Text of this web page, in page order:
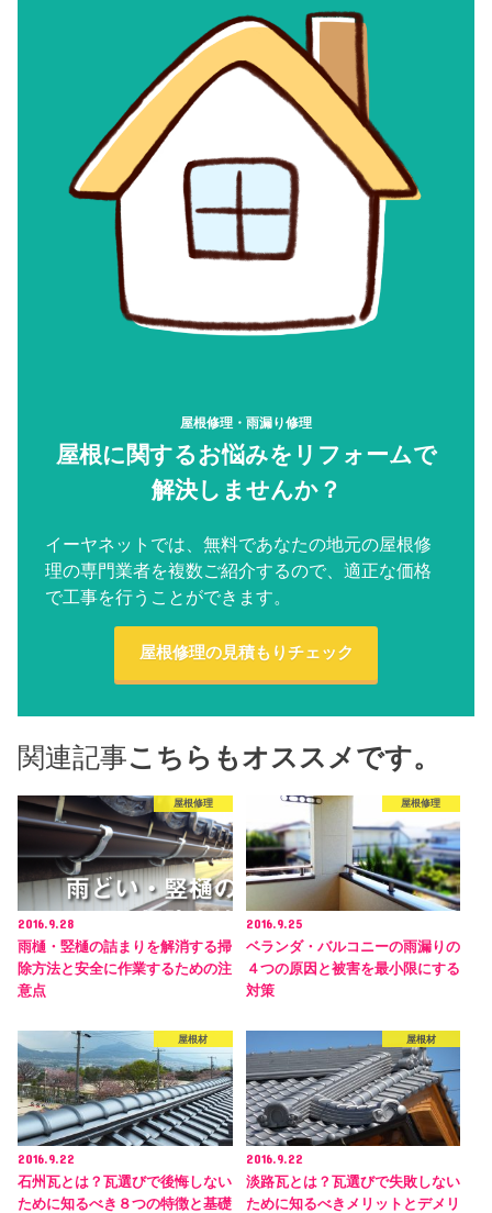
屋根修理・雨漏り修理
屋根に関するお悩みをリフォームで
解決しませんか？
イーヤネットでは、無料であなたの地元の屋根修
理の専門業者を複数ご紹介するので、適正な価格
で工事を行うことができます。
屋根修理の見積もりチェック
関連記事こちらもオススメです。
屋根修理
2016.9.28
雨樋・竪樋の詰まりを解消する掃
除方法と安全に作業するための注
意点
屋根修理
2016.9.25
ベランダ・バルコニーの雨漏りの
４つの原因と被害を最小限にする
対策
屋根材
2016.9.22
石州瓦とは？瓦選びで後悔しない
ために知るべき８つの特徴と基礎
屋根材
2016.9.22
淡路瓦とは？瓦選びで失敗しない
ために知るべきメリットとデメリ